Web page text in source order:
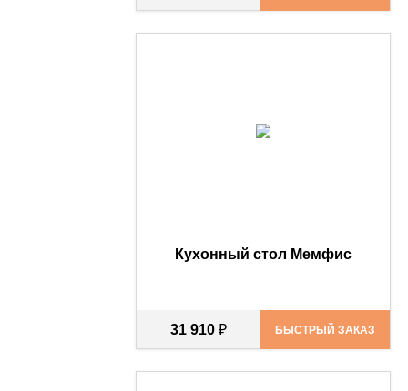
Кухонный стол Мемфис
31 910₽ БЫСТРЫЙ ЗАКАЗ